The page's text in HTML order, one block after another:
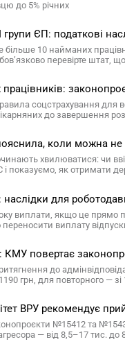
до 5% річних
ЄП: податкові
10 найманих
перевірте штат,
соцстрахування для
до завершення
коли можна
хвилюватися: чи
і показуємо, як отримати
для
виплати, якщо це
виплату
КМУ повертає
до
грн, для повторного —
ВРУ рекомендує
№15412 та
— від 8,5–17 тис. до